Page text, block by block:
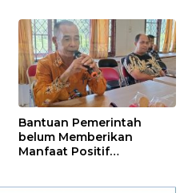
Bantuan Pemerintah
belum Memberikan
Manfaat Positif